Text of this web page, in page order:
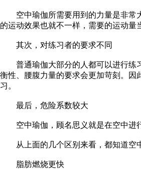
空中瑜伽所需要用到的力量是非常大
的运动效果也就不一样，需要的运动量
其次，对练习者的要求不同
普通瑜伽大部分的人都可以进行练习
衡性、腰腹力量的要求会更加苛刻。因
习。
最后，危险系数较大
空中瑜伽，顾名思义就是在空中进行
从上面的几个区别来看，都知道空中
脂肪燃烧更快